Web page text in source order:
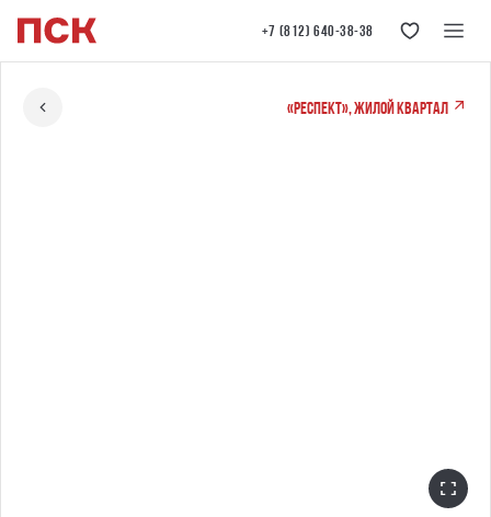
+7 (812) 640-38-38
«РЕСПЕКТ», жилой квартал